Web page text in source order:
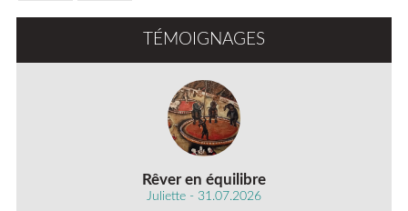
TÉMOIGNAGES
Rêver en équilibre
Juliette - 31.07.2026